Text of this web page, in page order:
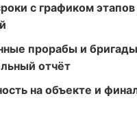
с графиком этапов
прорабы и
отчёт
на объекте и